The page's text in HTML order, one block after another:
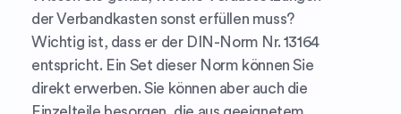
der Verbandkasten sonst erfüllen muss?
Wichtig ist, dass er der DIN-Norm Nr. 13164
entspricht. Ein Set dieser Norm können Sie
direkt erwerben. Sie können aber auch die